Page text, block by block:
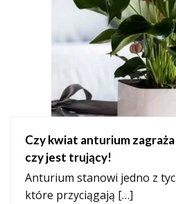
Czy kwiat anturium
czy jest trujący!
Anturium stanowi jedno z
które przyciągają […]